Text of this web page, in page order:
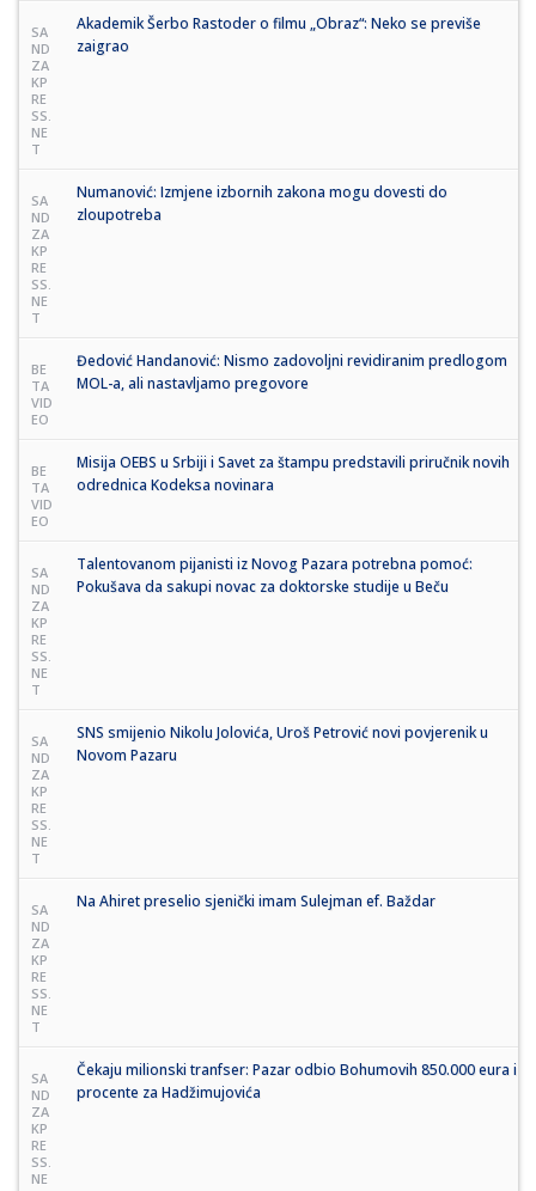
SA
ND
ZA
KP
RE
SS.
NE
T
Akademik Šerbo Rastoder o filmu „Obraz“: Neko se previše
zaigrao
SA
ND
ZA
KP
RE
SS.
NE
T
Numanović: Izmjene izbornih zakona mogu dovesti do
zloupotreba
BE
TA
VID
EO
Đedović Handanović: Nismo zadovoljni revidiranim predlogom
MOL-a, ali nastavljamo pregovore
BE
TA
VID
EO
Misija OEBS u Srbiji i Savet za štampu predstavili priručnik novih
odrednica Kodeksa novinara
SA
ND
ZA
KP
RE
SS.
NE
T
Talentovanom pijanisti iz Novog Pazara potrebna pomoć:
Pokušava da sakupi novac za doktorske studije u Beču
SA
ND
ZA
KP
RE
SS.
NE
T
SNS smijenio Nikolu Jolovića, Uroš Petrović novi povjerenik u
Novom Pazaru
SA
ND
ZA
KP
RE
SS.
NE
T
Na Ahiret preselio sjenički imam Sulejman ef. Baždar
SA
ND
ZA
KP
RE
SS.
NE
Čekaju milionski tranfser: Pazar odbio Bohumovih 850.000 eura i
procente za Hadžimujovića